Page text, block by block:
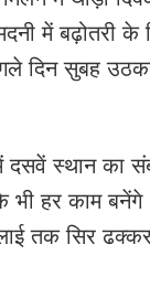
में बढ़ोतरी के
दिन सुबह
स्थान का
हर काम
तक सिर